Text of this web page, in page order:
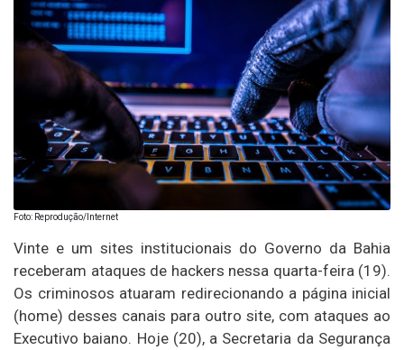
Foto: Reprodução/Internet
Vinte e um sites institucionais do Governo da Bahia
receberam ataques de hackers nessa quarta-feira (19).
Os criminosos atuaram redirecionando a página inicial
(home) desses canais para outro site, com ataques ao
Executivo baiano. Hoje (20), a Secretaria da Segurança